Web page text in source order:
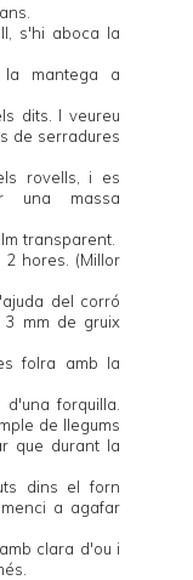
s'hi aboca la
mantega a
dits. I veureu
de serradures
rovells, i es
una massa
transparent.
hores. (Millor
del corró
mm de gruix
folra amb la
forquilla.
de llegums
que durant la
dins el forn
a agafar
clara d'ou i